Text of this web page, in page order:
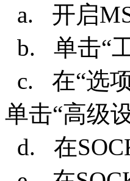
a. 开启
b. 单击“
c. 在“选
单击“高级
d. 在